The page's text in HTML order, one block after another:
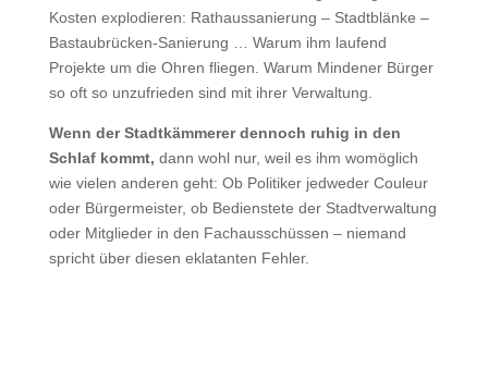
Kosten explodieren: Rathaussanierung – Stadtblänke –
Bastaubrücken-Sanierung … Warum ihm laufend
Projekte um die Ohren fliegen. Warum Mindener Bürger
so oft so unzufrieden sind mit ihrer Verwaltung.
Wenn der Stadtkämmerer dennoch ruhig in den
Schlaf kommt, dann wohl nur, weil es ihm womöglich
wie vielen anderen geht: Ob Politiker jedweder Couleur
oder Bürgermeister, ob Bedienstete der Stadtverwaltung
oder Mitglieder in den Fachausschüssen – niemand
spricht über diesen eklatanten Fehler.